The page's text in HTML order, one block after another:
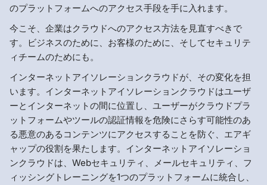
のプラットフォームへのアクセス手段を手に入れます。
今こそ、企業はクラウドへのアクセス方法を見直すべきで
す。ビジネスのために、お客様のために、そしてセキュリテ
ィチームのためにも。
インターネットアイソレーションクラウドが、その変化を担
います。インターネットアイソレーションクラウドはユーザ
ーとインターネットの間に位置し、ユーザーがクラウドプラ
ットフォームやツールの認証情報を危険にさらす可能性のあ
る悪意のあるコンテンツにアクセスすることを防ぐ、エアギ
ャップの役割を果たします。インターネットアイソレーショ
ンクラウドは、Webセキュリティ、メールセキュリティ、フ
ィッシングトレーニングを1つのプラットフォームに統合し、